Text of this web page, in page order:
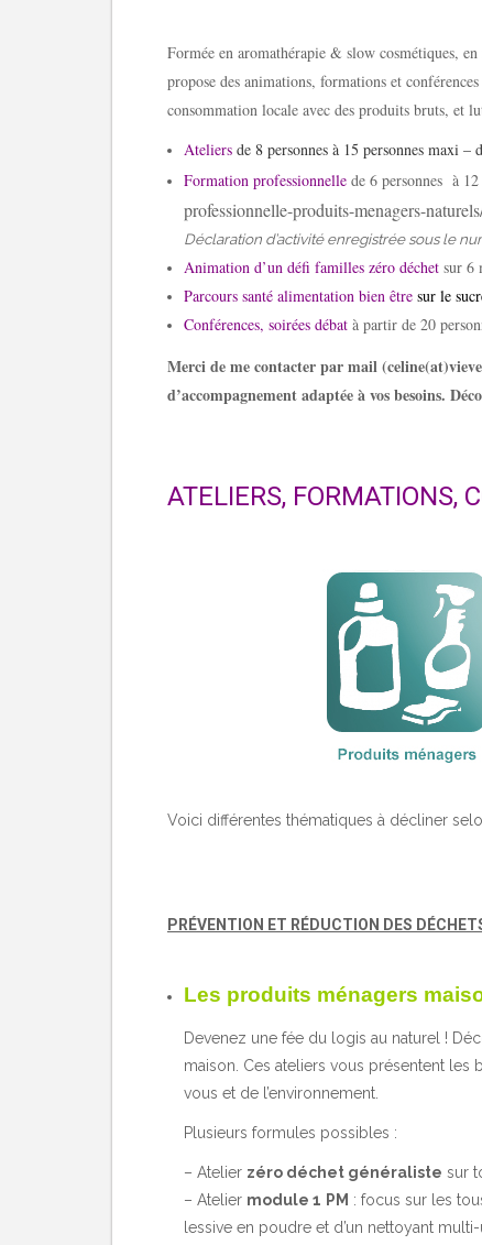
Formée en aromathérapie & slow cosmétiques,
propose des animations, formations et
consommation locale avec des produits bruts, et
Ateliers de 8 personnes à 15 personnes maxi –
Formation professionnelle de 6 personnes à
professionnelle-produits-menagers-
Déclaration d’activité enregistrée sous le
Animation d’un défi familles zéro déchet sur 6
Parcours santé alimentation bien être sur le
Conférences, soirées débat à partir de 20
Merci de me contacter par mail
d’accompagnement adaptée à vos besoins.
ATELIERS, FORMATIONS,
Voici différentes thématiques à décliner
PRÉVENTION ET RÉDUCTION DES
Les produits ménagers
Devenez une fée du logis au naturel !
maison. Ces ateliers vous présentent les
vous et de l’environnement.
Plusieurs formules possibles :
– Atelier zéro déchet généraliste sur
– Atelier module 1 PM : focus sur les
lessive en poudre et d’un nettoyant